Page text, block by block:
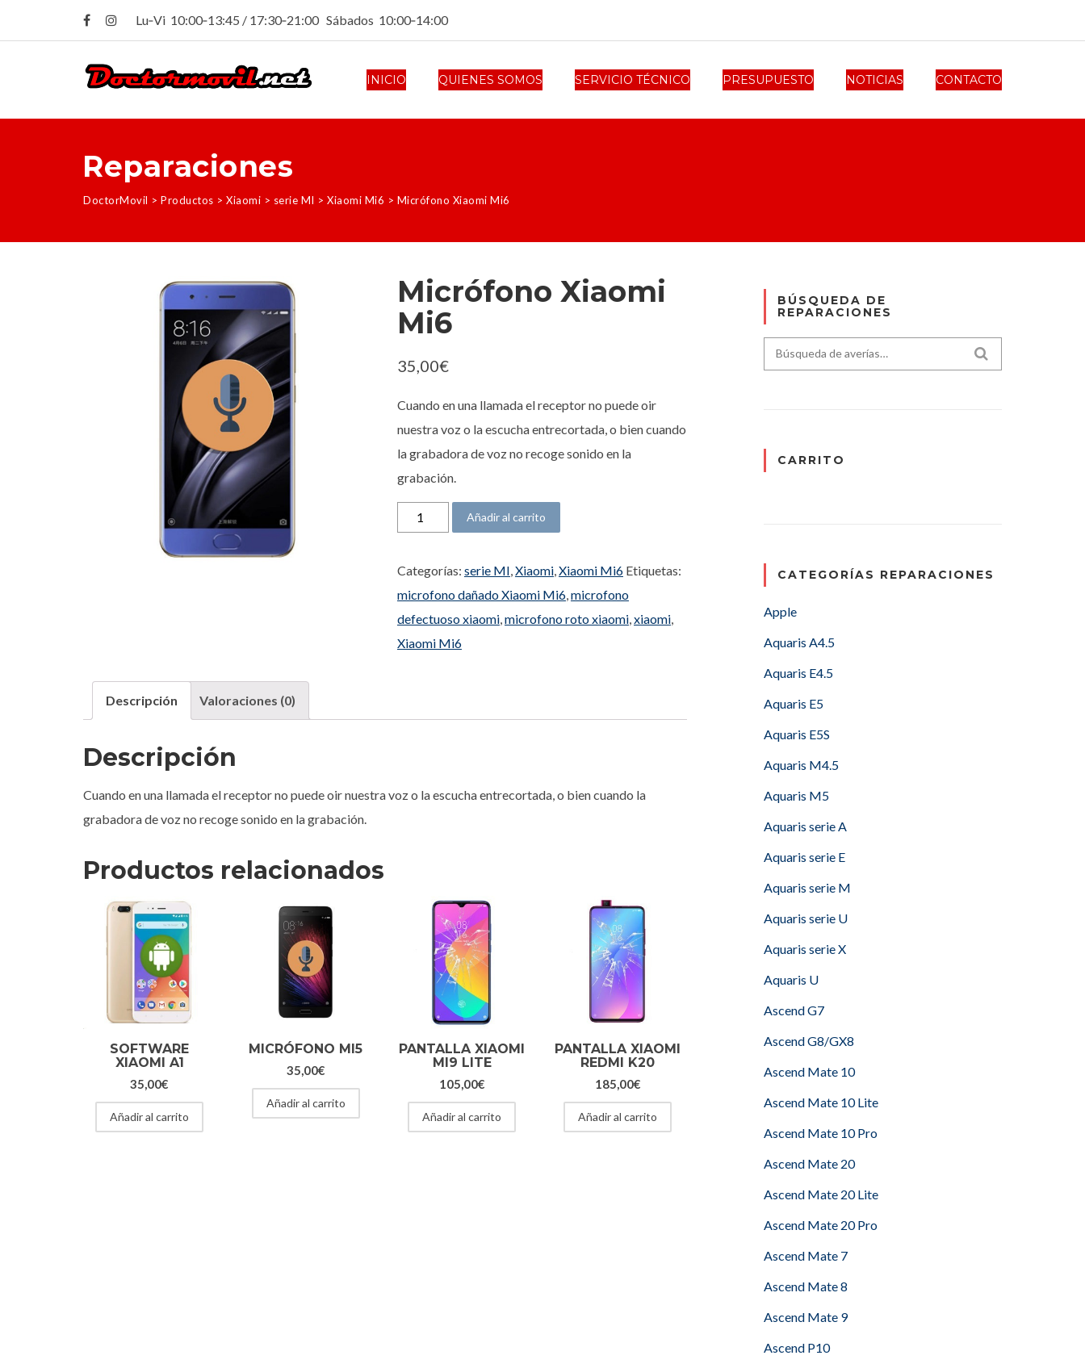
Lu‑Vi 10:00‑13:45 / 17:30‑21:00 Sábados 10:00‑14:00
INICIO QUIENES SOMOS SERVICIO TÉCNICO PRESUPUESTO NOTICIAS CONTACTO
Reparaciones
DoctorMovil > Productos > Xiaomi > serie MI > Xiaomi Mi6 > Micrófono Xiaomi Mi6
Micrófono Xiaomi
Mi6
35,00€
Cuando en una llamada el receptor no puede oir
nuestra voz o la escucha entrecortada, o bien cuando
la grabadora de voz no recoge sonido en la
grabación.
Micrófono Xiaomi Mi6 cantidad
Añadir al carrito
Categorías: serie MI,Xiaomi,Xiaomi Mi6 Etiquetas:
microfono dañado Xiaomi Mi6,microfono
defectuoso xiaomi,microfono roto xiaomi,xiaomi,
Xiaomi Mi6
Descripción Valoraciones (0)
Descripción
Cuando en una llamada el receptor no puede oir nuestra voz o la escucha entrecortada, o bien cuando la
grabadora de voz no recoge sonido en la grabación.
Productos relacionados
SOFTWARE
XIAOMI A1
35,00€
Añadir al carrito
MICRÓFONO MI5
35,00€
Añadir al carrito
PANTALLA XIAOMI
MI9 LITE
105,00€
Añadir al carrito
PANTALLA XIAOMI
REDMI K20
185,00€
Añadir al carrito
BÚSQUEDA DE
REPARACIONES
Search for:
CARRITO
CATEGORÍAS REPARACIONES
Apple
Aquaris A4.5
Aquaris E4.5
Aquaris E5
Aquaris E5S
Aquaris M4.5
Aquaris M5
Aquaris serie A
Aquaris serie E
Aquaris serie M
Aquaris serie U
Aquaris serie X
Aquaris U
Ascend G7
Ascend G8/GX8
Ascend Mate 10
Ascend Mate 10 Lite
Ascend Mate 10 Pro
Ascend Mate 20
Ascend Mate 20 Lite
Ascend Mate 20 Pro
Ascend Mate 7
Ascend Mate 8
Ascend Mate 9
Ascend P10